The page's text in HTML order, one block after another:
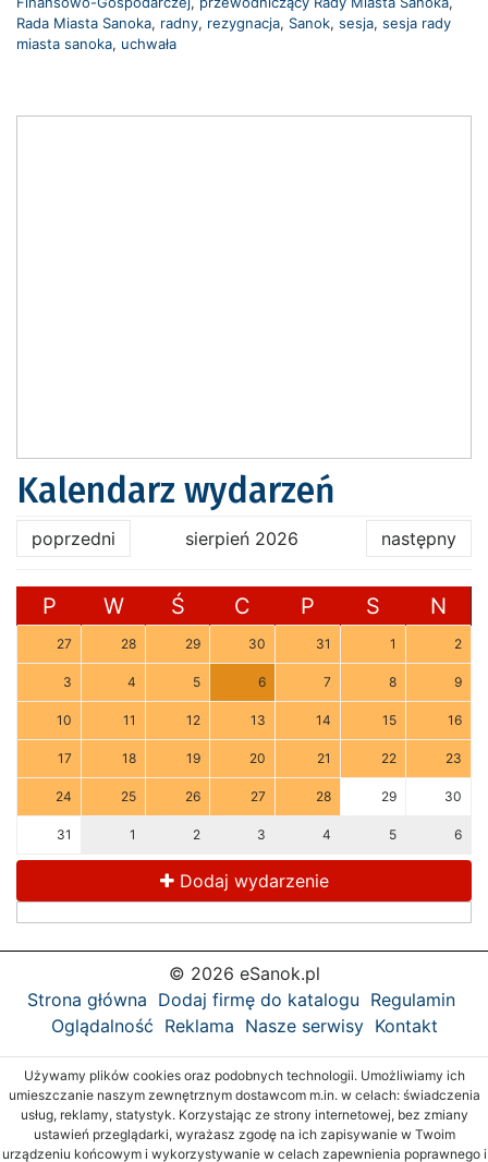
Rada Miasta Sanoka, radny, rezygnacja, Sanok, sesja, sesja rady
miasta sanoka, uchwała
Kalendarz wydarzeń
poprzedni sierpień 2026 następny
P W Ś C P S N
27 28 29 30 31 1 2
3 4 5 6 7 8 9
10 11 12 13 14 15 16
17 18 19 20 21 22 23
24 25 26 27 28 29 30
31 1 2 3 4 5 6
Dodaj wydarzenie
© 2026 eSanok.pl
Strona główna Dodaj firmę do katalogu Regulamin
Oglądalność Reklama Nasze serwisy Kontakt
Używamy plików cookies oraz podobnych technologii. Umożliwiamy ich
umieszczanie naszym zewnętrznym dostawcom m.in. w celach: świadczenia
usług, reklamy, statystyk. Korzystając ze strony internetowej, bez zmiany
ustawień przeglądarki, wyrażasz zgodę na ich zapisywanie w Twoim
urządzeniu końcowym i wykorzystywanie w celach zapewnienia poprawnego i